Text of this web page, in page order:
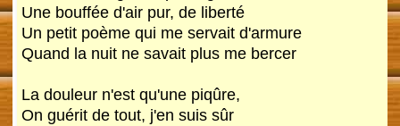
Une bouffée d'air pur, de liberté
Un petit poème qui me servait d'armure
Quand la nuit ne savait plus me bercer
La douleur n'est qu'une piqûre,
On guérit de tout, j'en suis sûr